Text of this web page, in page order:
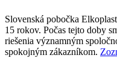
Slovenská pobočka
15 rokov. Počas tejto doby
riešenia významným
spokojným zákazníkom.